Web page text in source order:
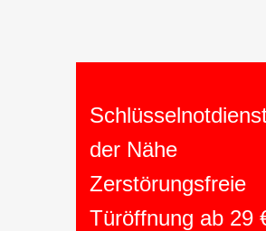
der Nähe
Zerstörungsfreie
Türöffnung ab 29